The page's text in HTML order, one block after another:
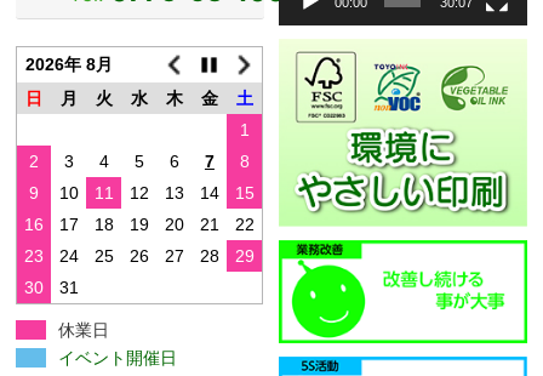
2026年 8月
日
月 火 水 木 金
土
1
2
3 4 5 6 7
8
9
10 11 12 13 14
15
16
17 18 19 20 21
22
23
24 25 26 27 28
29
30
31
休業日
イベント開催日
ヤ